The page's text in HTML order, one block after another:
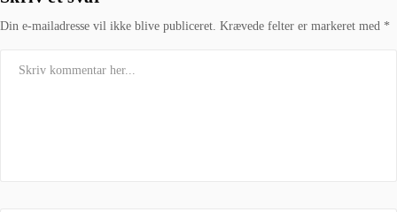
Din e-mailadresse vil ikke blive publiceret. Krævede felter er markeret med *